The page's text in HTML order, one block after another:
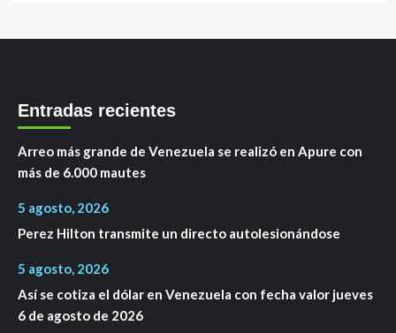
Entradas recientes
Arreo más grande de Venezuela se realizó en Apure con
más de 6.000 mautes
5 agosto, 2026
Perez Hilton transmite un directo autolesionándose
5 agosto, 2026
Así se cotiza el dólar en Venezuela con fecha valor jueves
6 de agosto de 2026